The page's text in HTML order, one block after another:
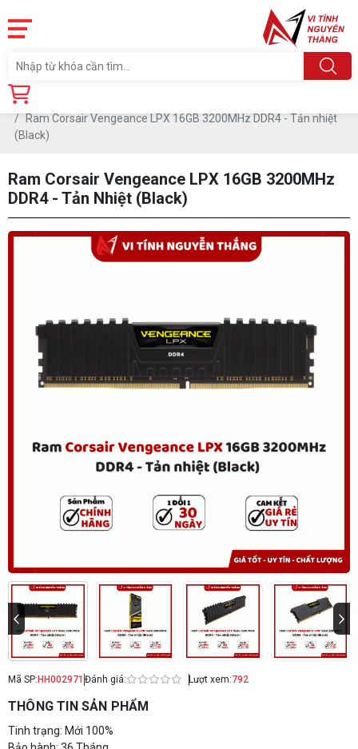
Trang chủ
Ram Corsair Vengeance LPX 16GB 3200MHz DDR4 - Tản nhiệt
(Black)
Ram Corsair Vengeance LPX 16GB 3200MHz
DDR4 - Tản Nhiệt (Black)
Mã SP: HH002971 Đánh giá: Lượt xem:792
THÔNG TIN SẢN PHẨM
Tinh trạng: Mới 100%